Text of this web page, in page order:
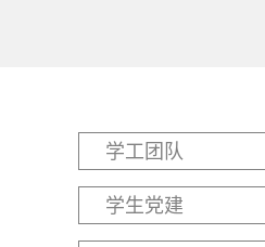
学工团队
学生党建